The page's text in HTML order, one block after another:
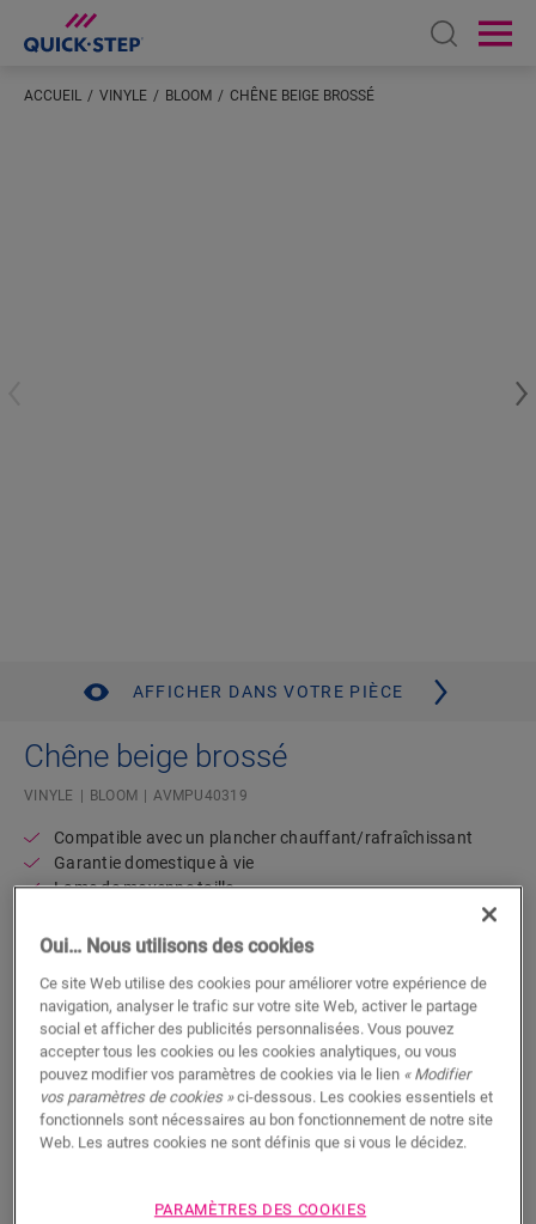
Open
ACCUEIL VINYLE BLOOM CHÊNE BEIGE BROSSÉ
AFFICHER DANS VOTRE PIÈCE
Chêne beige brossé
VINYLE BLOOM AVMPU40319
Compatible avec un plancher chauffant/rafraîchissant
Garantie domestique à vie
Lame de moyenne taille
Résistant à l’eau
Trouvez un revendeur près de chez
vous
Vous brûlez d’impatience de voir ce sol en vrai ? Vous
vous posez des questions ? Aucun problème ! Il y a
toujours un revendeur à proximité.
Oui… Nous utilisons des cookies
Ce site Web utilise des cookies pour améliorer votre expérience de
navigation, analyser le trafic sur votre site Web, activer le partage
social et afficher des publicités personnalisées. Vous pouvez
accepter tous les cookies ou les cookies analytiques, ou vous
pouvez modifier vos paramètres de cookies via le lien « Modifier
vos paramètres de cookies »ci-dessous. Les cookies essentiels et
fonctionnels sont nécessaires au bon fonctionnement de notre site
Web. Les autres cookies ne sont définis que si vous le décidez.
PARAMÈTRES DES COOKIES